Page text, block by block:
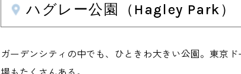
ハグレー公園（Hagley Park）
ガーデンシティの中でも、ひときわ大きい公園。東京